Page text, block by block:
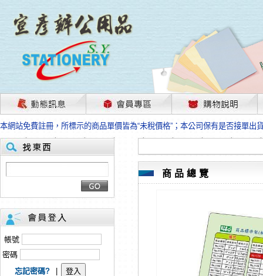
茲因國際情勢變化石油及塑化原物料波動漲幅甚大，部份上游供應商已採取
本網站免費註冊，所標示的商品單價皆為“未稅價格”；本公司保有是否接單出
HP、EPSON、CANON原廠耗材價格浮動，下單前請先跟客服人員確認最新
本網站免費註冊，所標示的商品單價皆為“未稅價格”；本公司保有是否接單出
匯款客戶請注意！因商品繁複來不及發現短缺，遂待客服人員跟您確認訂單
本網站免費註冊，所標示的商品單價皆為“未稅價格”；本公司保有是否接單出
茲因國際情勢變化石油及塑化原物料波動漲幅甚大，部份上游供應商已採取
本網站免費註冊，所標示的商品單價皆為“未稅價格”；本公司保有是否接單出
HP、EPSON、CANON原廠耗材價格浮動，下單前請先跟客服人員確認最新
本網站免費註冊，所標示的商品單價皆為“未稅價格”；本公司保有是否接單出
匯款客戶請注意！因商品繁複來不及發現短缺，遂待客服人員跟您確認訂單
本網站免費註冊，所標示的商品單價皆為“未稅價格”；本公司保有是否接單出
帳號
密碼
忘記密碼?
商品總覽